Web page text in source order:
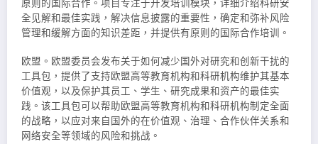
原则的国际合作。项目专注于开发培训模块，详细介绍科研安
全见解和最佳实践，解决信息披露的重要性，确定和弥补风险
管理和缓解方面的知识差距，并提供有原则的国际合作培训。
欧盟。欧盟委员会发布关于如何减少国外对研究和创新干扰的
工具包，提供了支持欧盟高等教育机构和科研机构维护其基本
价值观，以及保护其员工、学生、研究成果和资产的最佳实
践。该工具包可以帮助欧盟高等教育机构和科研机构制定全面
的战略，以应对来自国外的在价值观、治理、合作伙伴关系和
网络安全等领域的风险和挑战。